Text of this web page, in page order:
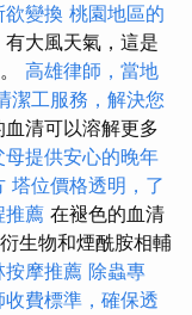
欲變換 桃園地區的
大風天氣，這是
高雄律師，當地
潔工服務，解決您
清可以溶解更多
提供安心的晚年
塔位價格透明，了
推薦 在褪色的血清
生物和煙酰胺相輔
按摩推薦 除蟲專
收費標準，確保透